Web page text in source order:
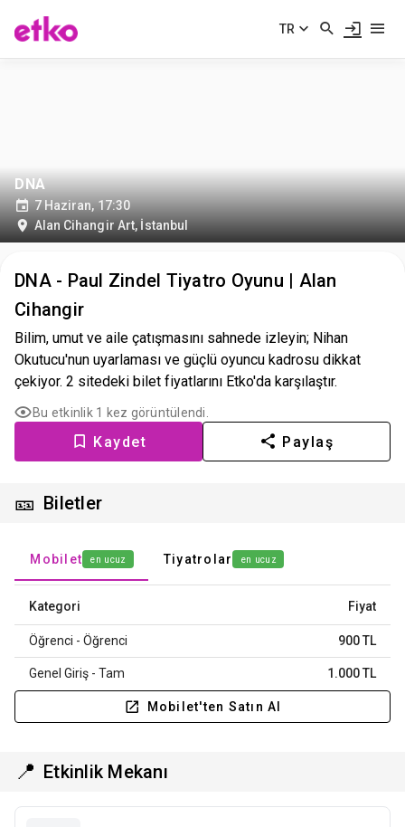
TR
DNA
7 Haziran, 17:30
Alan Cihangir Art, İstanbul
DNA - Paul Zindel Tiyatro Oyunu | Alan
Cihangir
Bilim, umut ve aile çatışmasını sahnede izleyin; Nihan
Okutucu'nun uyarlaması ve güçlü oyuncu kadrosu dikkat
çekiyor. 2 sitedeki bilet fiyatlarını Etko'da karşılaştır.
Bu etkinlik 1 kez görüntülendi.
Kaydet Paylaş
🎫 Biletler
Mobilet en ucuz Tiyatrolar en ucuz
Kategori Fiyat
Öğrenci - Öğrenci 900 TL
Genel Giriş - Tam 1.000 TL
Mobilet'ten Satın Al
📍 Etkinlik Mekanı